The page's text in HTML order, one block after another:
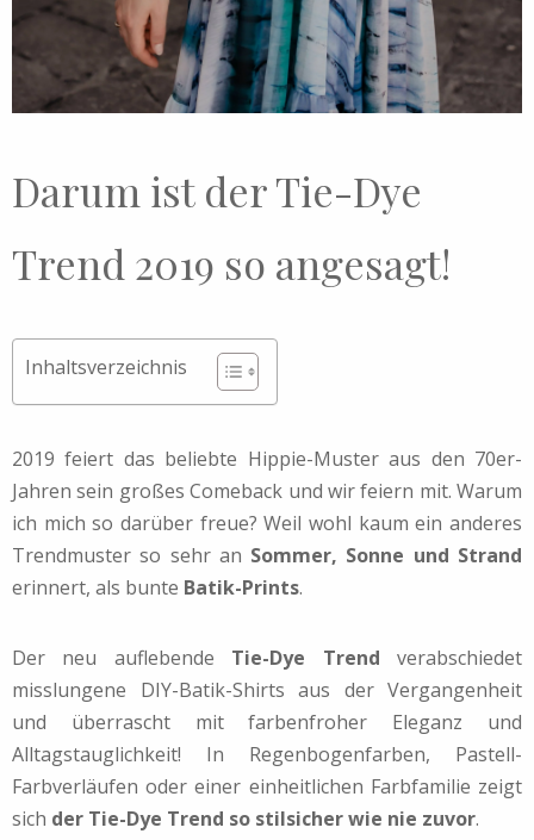
Darum ist der Tie-Dye
Trend 2019 so angesagt!
Inhaltsverzeichnis
2019 feiert das beliebte Hippie-Muster aus den 70er-
Jahren sein großes Comeback und wir feiern mit. Warum
ich mich so darüber freue? Weil wohl kaum ein anderes
Trendmuster so sehr an Sommer, Sonne und Strand
erinnert, als bunte Batik-Prints.
Der neu auflebende Tie-Dye Trend verabschiedet
misslungene DIY-Batik-Shirts aus der Vergangenheit
und überrascht mit farbenfroher Eleganz und
Alltagstauglichkeit! In Regenbogenfarben, Pastell-
Farbverläufen oder einer einheitlichen Farbfamilie zeigt
sich der Tie-Dye Trend so stilsicher wie nie zuvor.